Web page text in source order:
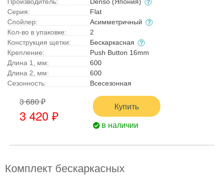
Серия:
Flat
Спойлер:
Асимметричный
Кол-во в упаковке:
2
Конструкция щетки:
Бескаркасная
Крепление:
Push Button 16mm
Длина 1, мм:
600
Длина 2, мм:
600
Сезонность:
Всесезонная
3 680 ₽
3 420 ₽
Купить
в наличии
Комплект бескаркасных